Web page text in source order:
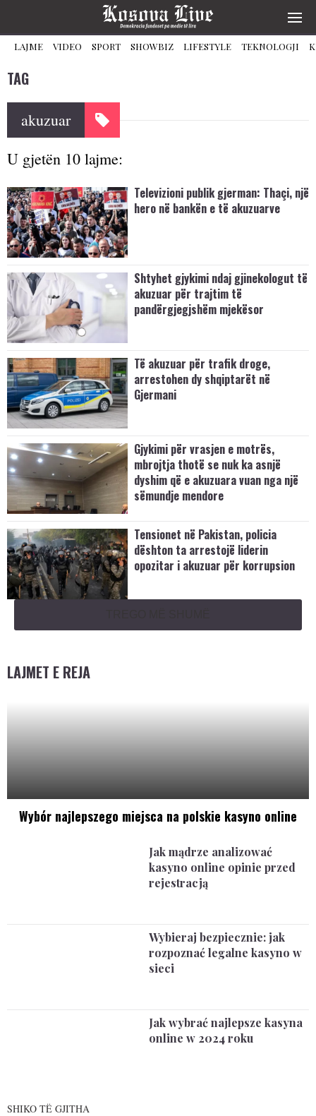
LAJME VIDEO SPORT SHOWBIZ LIFESTYLE TEKNOLOGJI
TAG
akuzuar
U gjetën 10 lajme:
Televizioni publik gjerman: Thaçi, një
hero në bankën e të akuzuarve
Shtyhet gjykimi ndaj gjinekologut të
akuzuar për trajtim të
pandërgjegjshëm mjekësor
Të akuzuar për trafik droge,
arrestohen dy shqiptarët në
Gjermani
Gjykimi për vrasjen e motrës,
mbrojtja thotë se nuk ka asnjë
dyshim që e akuzuara vuan nga një
sëmundje mendore
Tensionet në Pakistan, policia
dështon ta arrestojë liderin
opozitar i akuzuar për korrupsion
LAJMET E REJA
Wybór najlepszego miejsca na polskie kasyno online
Jak mądrze analizować
kasyno online opinie przed
rejestracją
Wybieraj bezpiecznie: jak
rozpoznać legalne kasyno w
sieci
Jak wybrać najlepsze kasyna
online w 2024 roku
SHIKO TË GJITHA